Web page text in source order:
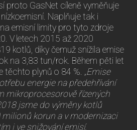
proto GasNet cíleně vyměňuje
Naplňuje tak i
emisní limity pro tyto zdroje
V letech 2015 až 2020
kotlů, díky čemuž snížila emise
na 3,83 tun/rok. Během pěti let
těchto plynů o 84 %. „Emise
energie na předehřívání
mikroprocesorově řízených
jsme do výměny kotlů
korun a v modernizaci
i ve snižování emisí,